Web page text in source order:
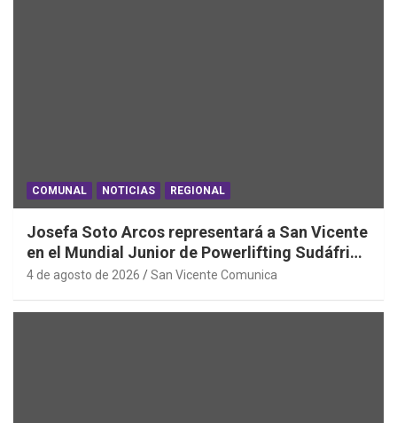
COMUNAL NOTICIAS REGIONAL
Josefa Soto Arcos representará a San Vicente
en el Mundial Junior de Powerlifting Sudáfrica
2026
4 de agosto de 2026 San Vicente Comunica